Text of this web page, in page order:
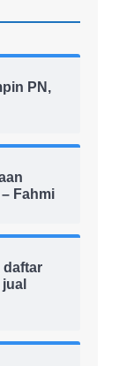
PN,
Fahmi
daftar